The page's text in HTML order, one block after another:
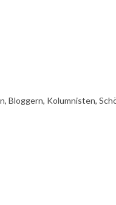
Bloggern, Kolumnisten,